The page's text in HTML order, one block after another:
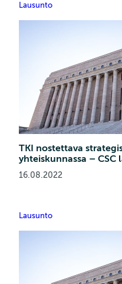
Lausunto
TKI nostettava
yhteiskunnassa –
16.08.2022
Lausunto